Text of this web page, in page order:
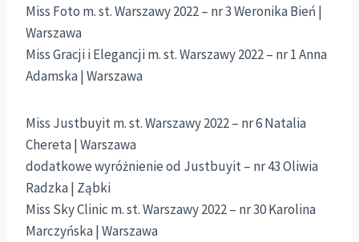
Miss Foto m. st. Warszawy 2022 – nr 3 Weronika Bień |
Warszawa
Miss Gracji i Elegancji m. st. Warszawy 2022 – nr 1 Anna
Adamska | Warszawa
Miss Justbuyit m. st. Warszawy 2022 – nr 6 Natalia
Chereta | Warszawa
dodatkowe wyróżnienie od Justbuyit – nr 43 Oliwia
Radzka | Ząbki
Miss Sky Clinic m. st. Warszawy 2022 – nr 30 Karolina
Marczyńska | Warszawa